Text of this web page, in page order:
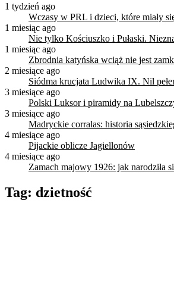
1 tydzień ago
Wczasy w PRL i dzieci, które miały
1 miesiąc ago
Nie tylko Kościuszko i Pułaski.
1 miesiąc ago
Zbrodnia katyńska wciąż nie jest
2 miesiące ago
Siódma krucjata Ludwika IX. Nil
3 miesiące ago
Polski Luksor i piramidy na
3 miesiące ago
Madryckie corralas: historia
4 miesiące ago
Pijackie oblicze Jagiellonów
4 miesiące ago
Zamach majowy 1926: jak narodziła
Tag: dzietność